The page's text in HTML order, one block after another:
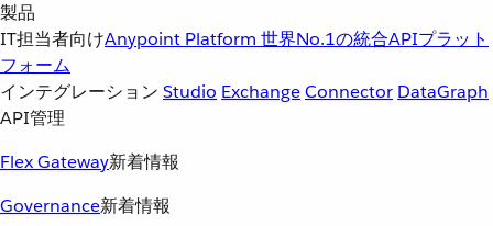
製品
IT担当者向けAnypoint Platform 世界No.1の統合APIプラット
フォーム
インテグレーション Studio ExchangeConnector DataGraph
API管理
Flex Gateway新着情報
Governance新着情報